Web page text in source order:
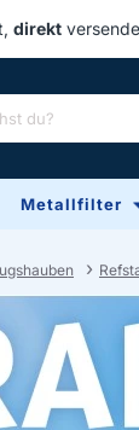
direkt
Metallfilter